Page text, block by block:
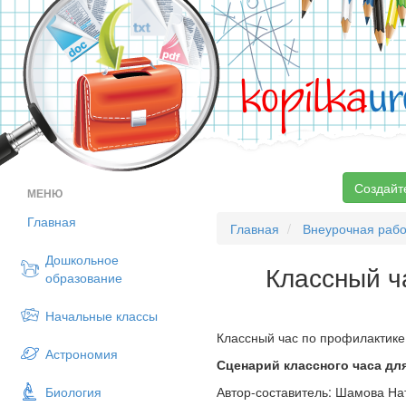
kopilka
МЕНЮ
Главная
Дошкольное
образование
Начальные классы
Астрономия
Биология
Главная Внеурочная
Классный
Классный час по
Сценарий классного часа
Автор-составитель: Шамова